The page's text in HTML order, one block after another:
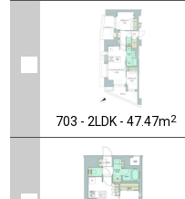
703 - 2LDK - 47.47m2